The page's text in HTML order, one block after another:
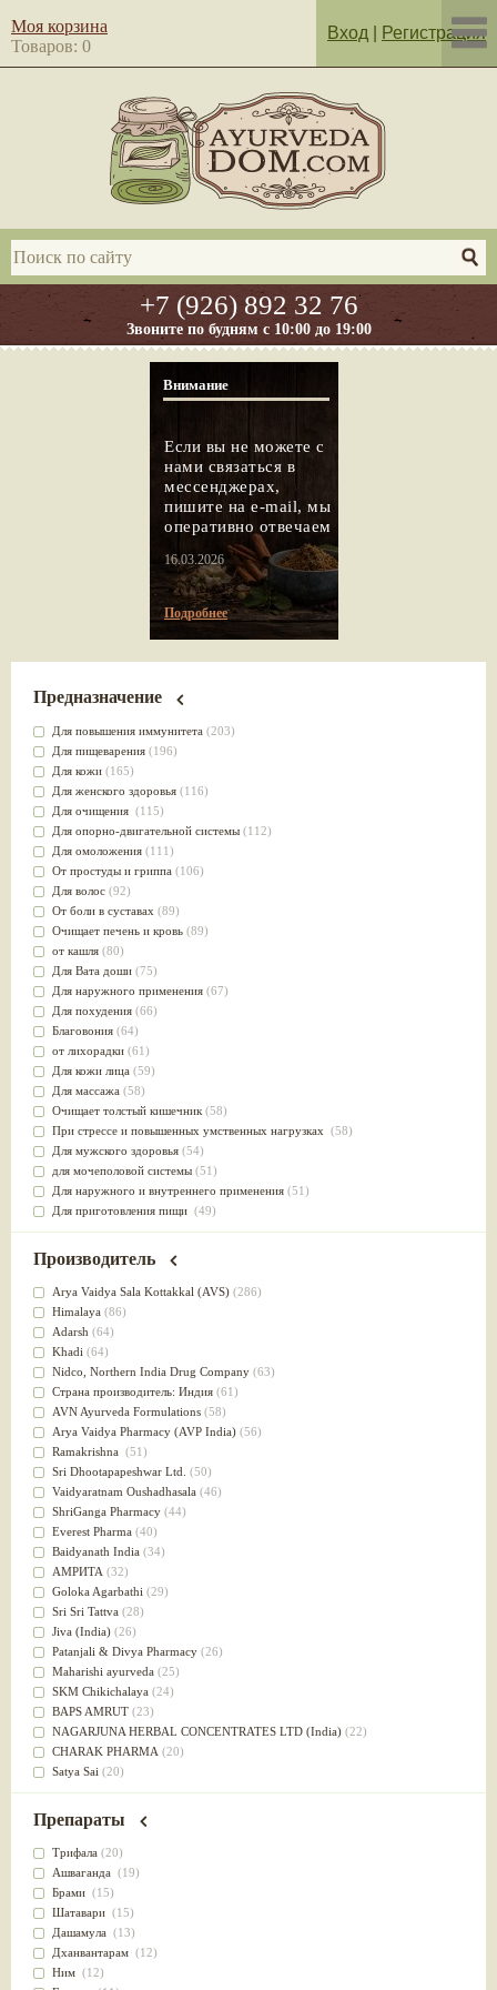
+7 (926) 892 32 76
Звоните по будням с 10:00 до 19:00
Моя корзина
Товаров: 0
Вход Регистрация
Внимание
Если вы не можете с
нами связаться в
мессенджерах,
пишите на e-mail, мы
оперативно отвечаем
16.03.2026
Подробнее
Предназначение
Для повышения иммунитета (203)
Для пищеварения (196)
Для кожи (165)
Для женского здоровья (116)
Для очищения (115)
Для опорно-двигательной системы (112)
Для омоложения (111)
От простуды и гриппа (106)
Для волос (92)
От боли в суставах (89)
Очищает печень и кровь (89)
от кашля (80)
Для Вата доши (75)
Для наружного применения (67)
Для похудения (66)
Благовония (64)
от лихорадки (61)
Для кожи лица (59)
Для массажа (58)
Очищает толстый кишечник (58)
При стрессе и повышенных умственных нагрузках (58)
Для мужского здоровья (54)
для мочеполовой системы (51)
Для наружного и внутреннего применения (51)
Для приготовления пищи (49)
от инфекций мочеполовой системы(49)
для суставов
Лечит опухоли и отеки(46)
Для медитации
выводит токсины
Для здоровья печени
Для тела(39)
для очищения крови(38)
При диабете(38)
Антиоксидант(37)
Для Капха(Кафа) доши
От паразитов(37)
При расстройстве желудка (36)
Успокоительное(36)
Для глаз(34)
от геморроя(34)
Противовоспалительное
Для Питта доши(32)
Для сердца(32)
Для сосудов головного мозга
Для полости рта(32)
Дефицит железа(31)
Для лица(31)
Употребление в пищу
Ароматерапия(29)
Жаропонижающее(29)
для памяти(28)
для почек(28)
Слабительное (28)
Афродизиак(27)
Напитки(27)
Для йоги (27)
Для потенции(26)
Для душа(25)
для концентрации внимания
при нарушении эрекции
Производитель
Arya Vaidya Sala Kottakkal (AVS) (286)
Himalaya (86)
Adarsh (64)
Khadi (64)
Nidсo, Northern India Drug Company (63)
Страна производитель: Индия (61)
AVN Ayurveda Formulations (58)
Arya Vaidya Pharmacy (AVP India) (56)
Ramakrishna (51)
Sri Dhootapapeshwar Ltd. (50)
Vaidyaratnam Oushadhasala (46)
ShriGanga Pharmacy (44)
Everest Pharma (40)
Baidyanath India (34)
АМРИТА (32)
Goloka Agarbathi (29)
Sri Sri Tattva (28)
Jiva (India) (26)
Patanjali & Divya Pharmacy (26)
Maharishi ayurveda (25)
SKM Chikichalaya (24)
BAPS AMRUT (23)
NAGARJUNA HERBAL CONCENTRATES LTD (India) (22)
CHARAK PHARMA (20)
Satya Sai (20)
Vyas(20)
Kerala Ayurveda
(19)
Organic India pvt ltd
Lalita(16)
Ashtang Herbals
Alarsin(14)
Vasu Health care
Baraka(13)
Dabur India Ltd
Препараты
Трифала (20)
Ашваганда (19)
Брами (15)
Шатавари (15)
Дашамула (13)
Дханвантарам (12)
Ним (12)